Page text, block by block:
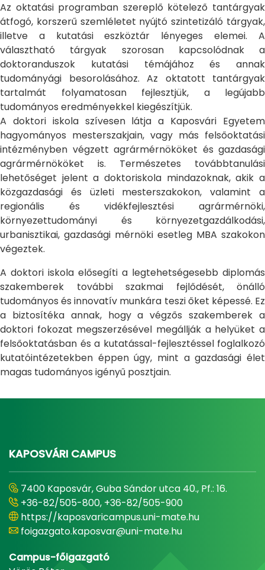
Az oktatási programban szereplő kötelező tantárgyak
átfogó, korszerű szemléletet nyújtó szintetizáló tárgyak,
illetve a kutatási eszköztár lényeges elemei. A
választható tárgyak szorosan kapcsolódnak a
doktoranduszok kutatási témájához és annak
tudományági besorolásához. Az oktatott tantárgyak
tartalmát folyamatosan fejlesztjük, a legújabb
tudományos eredményekkel kiegészítjük.
A doktori iskola szívesen látja a Kaposvári Egyetem
hagyományos mesterszakjain, vagy más felsőoktatási
intézményben végzett agrármérnököket és gazdasági
agrármérnököket is. Természetes továbbtanulási
lehetőséget jelent a doktoriskola mindazoknak, akik a
közgazdasági és üzleti mesterszakokon, valamint a
regionális és vidékfejlesztési agrármérnöki,
környezettudományi és környezetgazdálkodási,
urbanisztikai, gazdasági mérnöki esetleg MBA szakokon
végeztek.
A doktori iskola elősegíti a legtehetségesebb diplomás
szakemberek további szakmai fejlődését, önálló
tudományos és innovatív munkára teszi őket képessé. Ez
a biztosítéka annak, hogy a végzős szakemberek a
doktori fokozat megszerzésével megállják a helyüket a
felsőoktatásban és a kutatással-fejlesztéssel foglalkozó
kutatóintézetekben éppen úgy, mint a gazdasági élet
magas tudományos igényű posztjain.
KAPOSVÁRI CAMPUS
7400 Kaposvár, Guba Sándor utca 40., Pf.: 16.
+36-82/505-800, +36-82/505-900
https://kaposvaricampus.uni-mate.hu
foigazgato.kaposvar@uni-mate.hu
Campus-főigazgató